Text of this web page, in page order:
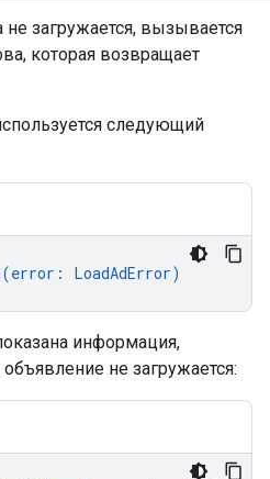
не загружается, вызывается
которая возвращает
следующий
(error : LoadAdError)
информация,
не загружается: